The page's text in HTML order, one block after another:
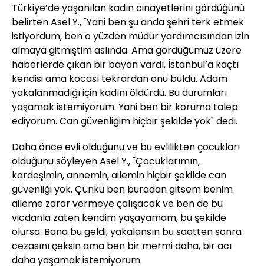
Türkiye’de yaşanılan kadın cinayetlerini gördüğünü
belirten Asel Y., "Yani ben şu anda şehri terk etmek
istiyordum, ben o yüzden müdür yardımcısından izin
almaya gitmiştim aslında. Ama gördüğümüz üzere
haberlerde çıkan bir bayan vardı, İstanbul’a kaçtı
kendisi ama kocası tekrardan onu buldu. Adam
yakalanmadığı için kadını öldürdü. Bu durumları
yaşamak istemiyorum. Yani ben bir koruma talep
ediyorum. Can güvenliğim hiçbir şekilde yok" dedi.
Daha önce evli olduğunu ve bu evlilikten çocukları
olduğunu söyleyen Asel Y., "Çocuklarımın,
kardeşimin, annemin, ailemin hiçbir şekilde can
güvenliği yok. Çünkü ben buradan gitsem benim
aileme zarar vermeye çalışacak ve ben de bu
vicdanla zaten kendim yaşayamam, bu şekilde
olursa. Bana bu geldi, yakalansın bu saatten sonra
cezasını çeksin ama ben bir mermi daha, bir acı
daha yaşamak istemiyorum.